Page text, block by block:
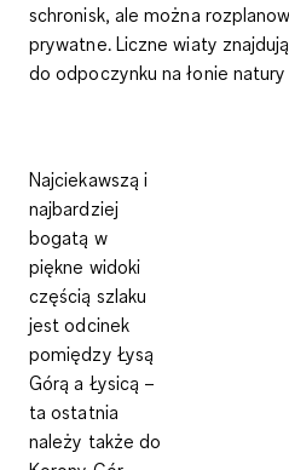
schronisk, ale można
prywatne. Liczne wiaty
do odpoczynku na łonie
Najciekawszą i
najbardziej
bogatą w
piękne widoki
częścią szlaku
jestodcinek
pomiędzy Łysą
Górą a Łysicą –
ta ostatnia
należy także do